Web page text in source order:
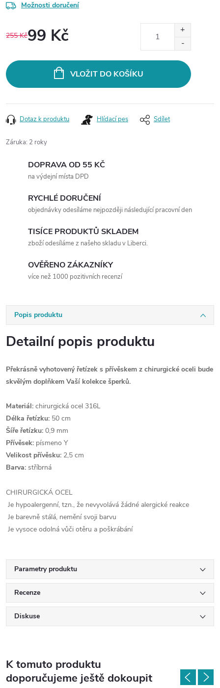
Možnosti doručení
255 Kč99 Kč
VLOŽIT DO KOŠÍKU
Dotaz k produktu Hlídací pes Sdílet
Záruka: 2 roky
DOPRAVA OD 55 KČ
na výdejní místa DPD
RYCHLÉ DORUČENÍ
objednávky odesíláme nejpozději následující pracovní den
TISÍCE PRODUKTŮ SKLADEM
zboží odesíláme z našeho skladu v Liberci.
OVĚŘENO ZÁKAZNÍKY
více než 1000 pozitivních recenzí
Popis produktu
Detailní popis produktu
Překrásně vyhotovený řetízek s přívěskem z chirurgické oceli bude
skvělým doplňkem Vaší kolekce šperků.
Materiál: chirurgická ocel 316L
Délka řetízku: 50 cm
Šíře řetízku: 0,9 mm
Přívěsek: písmeno Y
Velikost přívěsku: 2,5 cm
Barva: stříbrná
CHIRURGICKÁ OCEL
Je hypoalergenní, tzn., že nevyvolává žádné alergické reakce
Je barevně stálá, nemění svoji barvu
Je vysoce odolná vůči otěru a poškrábání
Parametry produktu
Recenze
Diskuse
K tomuto produktu
doporučujeme ještě dokoupit